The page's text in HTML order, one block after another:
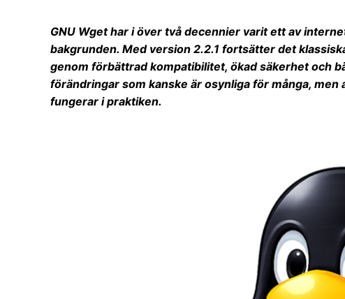
GNU Wget har i över två decennier varit ett av
bakgrunden. Med version 2.2.1 fortsätter det
genom förbättrad kompatibilitet, ökad säkerhet och
förändringar som kanske är osynliga för många,
fungerar i praktiken.